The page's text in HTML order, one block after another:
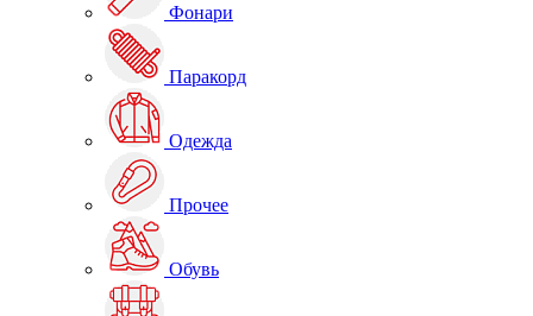
Фонари
Паракорд
Одежда
Прочее
Обувь